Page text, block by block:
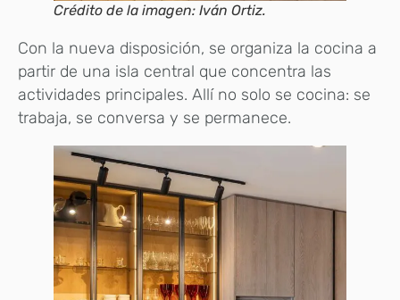
Crédito de la imagen: Iván Ortiz.
Con la nueva disposición, se organiza la cocina a
partir de una isla central que concentra las
actividades principales. Allí no solo se cocina: se
trabaja, se conversa y se permanece.